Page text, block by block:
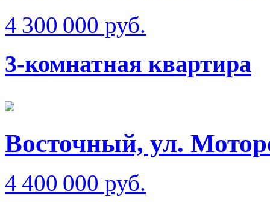
4 300 000 руб.
3-комнатная квартира
Восточный, ул.
4 400 000 руб.